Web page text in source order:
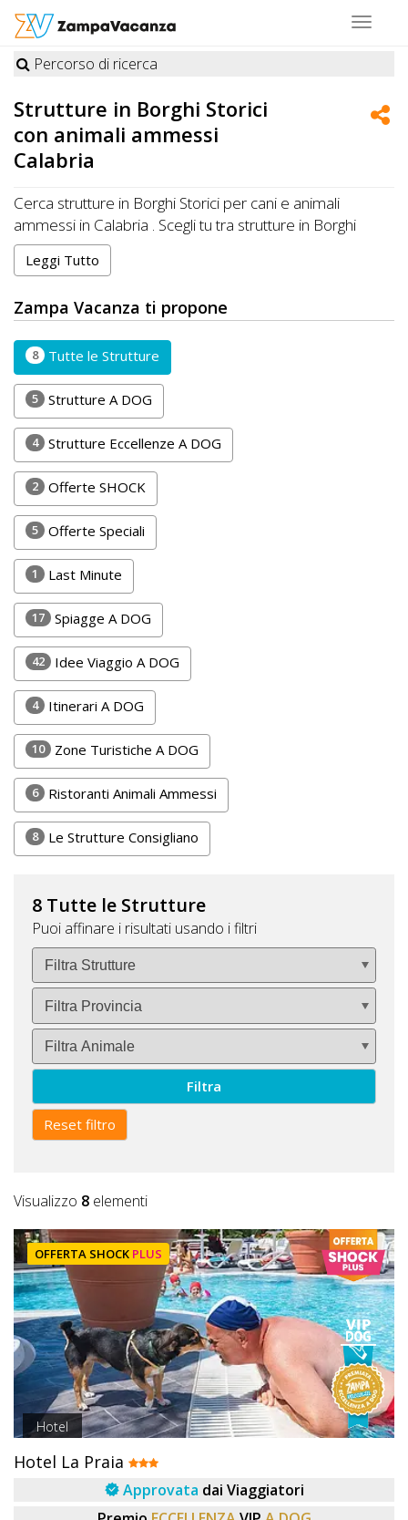
Toggle
STRUTTURE
A
DOG
LUOGHI
A
OFFERTE
A
DOG
INFO
A
DOG
CHIEDI
CODICE
SCONTO
Video
Tutorial
Lavora
con
Inserisci
Attività
Accedi
Registrati
Percorso di ricerca
Strutture in Borghi Storici
con animali ammessi
Calabria
Cerca strutture in Borghi Storici per cani e animali
ammessi in Calabria . Scegli tu tra strutture in Borghi
Storici specializzate e premiate da Zampa Vacanza o in
Borghi Storici che accettano cani, gatti e altri animali in
Leggi Tutto
Zampa Vacanza ti propone
8 Tutte le Strutture
5 Strutture A DOG
4 Strutture Eccellenze A DOG
2 Offerte SHOCK
5 Offerte Speciali
1 Last Minute
17 Spiagge A DOG
42 Idee Viaggio A DOG
4 Itinerari A DOG
10 Zone Turistiche A DOG
6 Ristoranti Animali Ammessi
8 Le Strutture Consigliano
8 Tutte le Strutture
Puoi affinare i risultati usando i filtri
Filtra
Reset filtro
Visualizzo 8 elementi
OFFERTA SHOCK PLUS
Hotel
Hotel La Praia
Approvata dai Viaggiatori